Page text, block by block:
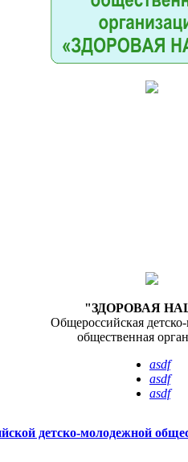
"ЗДОРОВАЯ
Общероссийская
общественная
asdf
asdf
asdf
детско-молодежной